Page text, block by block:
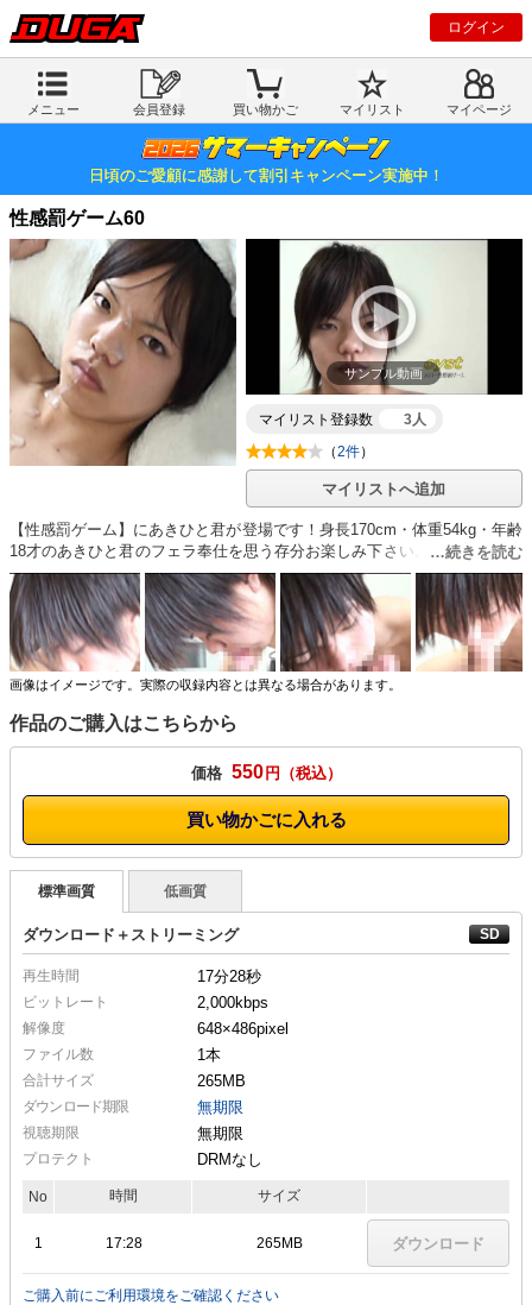
ログイン
メニュー 会員登録 買い物かご マイリスト マイページ
日頃のご愛顧に感謝して割引キャンペーン実施中！
性感罰ゲーム60
サンプル動画
マイリスト登録数
3人
（2件）
マイリストへ追加
【性感罰ゲーム】にあきひと君が登場です！身長170cm・体重54kg・年齢
18才のあきひと君のフェラ奉仕を思う存分お楽しみ下さい。顔射され何を
思うのだろう…？
画像はイメージです。実際の収録内容とは異なる場合があります。
作品のご購入はこちらから
価格 550円
買い物かごに入れる
標準画質 低画質
ダウンロード＋ストリーミング
再生時間 17分28秒
ビットレート 2,000kbps
解像度 648×486pixel
ファイル数 1本
合計サイズ 265MB
ダウンロード期限 無期限
視聴期限 無期限
プロテクト DRMなし
No 時間 サイズ
1 17:28 265MB ダウンロード
ご購入前にご利用環境をご確認ください